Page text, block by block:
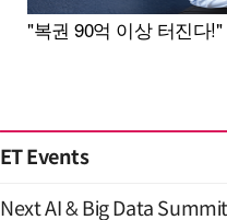
ET Events
Next AI & Big Data